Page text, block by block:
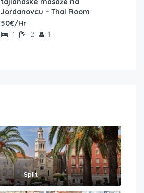
Jordanovcu – Thai Room
50€/Hr
1 2 1
Split